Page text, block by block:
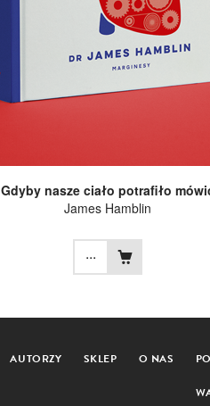
Gdyby nasze ciało potrafiło
James Hamblin
...
AUTORZY SKLEP O NAS